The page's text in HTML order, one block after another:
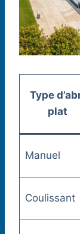
Type
plat
Manuel
Coulissant